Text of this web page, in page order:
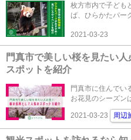
枚方市内で子ども
ば、ひらかたパー
2021-03-23
門真市で美しい桜を見たい
スポットを紹介
門真市に住んでい
お花見のシーズン
2021-03-23 周辺